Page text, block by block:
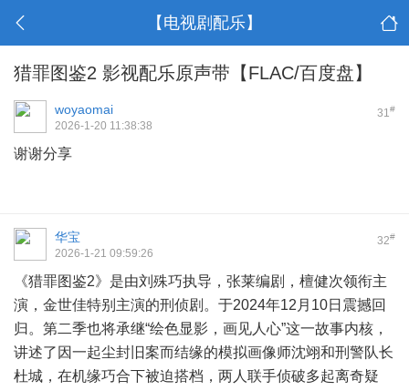
【电视剧配乐】
猎罪图鉴2 影视配乐原声带【FLAC/百度盘】
31#
woyaomai
2026-1-20 11:38:38
谢谢分享
32#
华宝
2026-1-21 09:59:26
《猎罪图鉴2》是由刘殊巧执导，张莱编剧，檀健次领衔主
演，金世佳特别主演的刑侦剧。于2024年12月10日震撼回
归。第二季也将承继“绘色显影，画见人心”这一故事内核，
讲述了因一起尘封旧案而结缘的模拟画像师沈翊和刑警队长
杜城，在机缘巧合下被迫搭档，两人联手侦破多起离奇疑